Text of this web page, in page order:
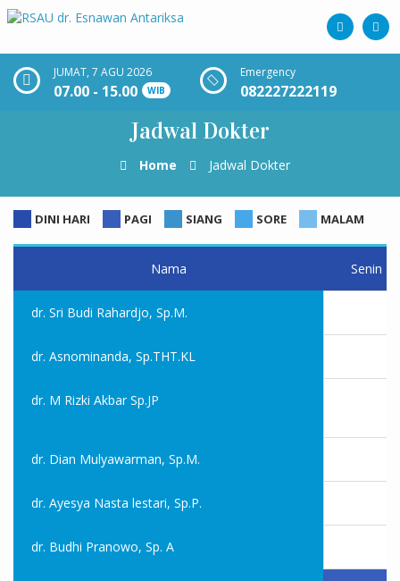
JUMAT, 7 AGU 2026
07.00 - 15.00 WIB
Emergency
082227222119
Jadwal Dokter
Home Jadwal Dokter
DINI HARI PAGI SIANG SORE MALAM
Nama Senin
dr. Sri Budi Rahardjo, Sp.M.
dr. Asnominanda, Sp.THT.KL
dr. M Rizki Akbar Sp.JP
dr. Dian Mulyawarman, Sp.M.
dr. Ayesya Nasta lestari, Sp.P.
dr. Budhi Pranowo, Sp. A